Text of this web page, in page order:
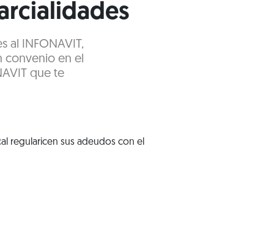
al INFONAVIT,
convenio en el
que te
regularicen sus adeudos con el